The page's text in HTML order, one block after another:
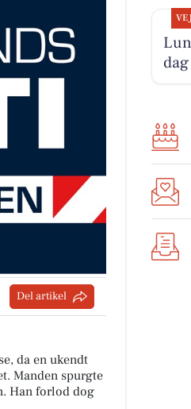
Del artikel
da en ukendt
Manden spurgte
Han forlod dog
dag